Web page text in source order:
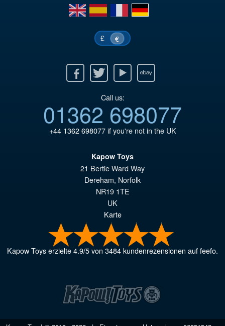
en
es fr de
£ €
Twitter Youtube Ebay
Call us:
01362 698077
+44 1362 698077if you're not in the UK
Kapow Toys
21 Bertie Ward Way
Dereham, Norfolk
NR19 1TE
UK
Karte
Kapow Toyserzielte4.9/5von 3484kundenrezensionen auf feefo.